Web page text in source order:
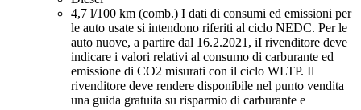
4,7 l/100 km (comb.) I dati di consumi ed emissioni per
le auto usate si intendono riferiti al ciclo NEDC. Per le
auto nuove, a partire dal 16.2.2021, iI rivenditore deve
indicare i valori relativi al consumo di carburante ed
emissione di CO2 misurati con il ciclo WLTP. Il
rivenditore deve rendere disponibile nel punto vendita
una guida gratuita su risparmio di carburante e